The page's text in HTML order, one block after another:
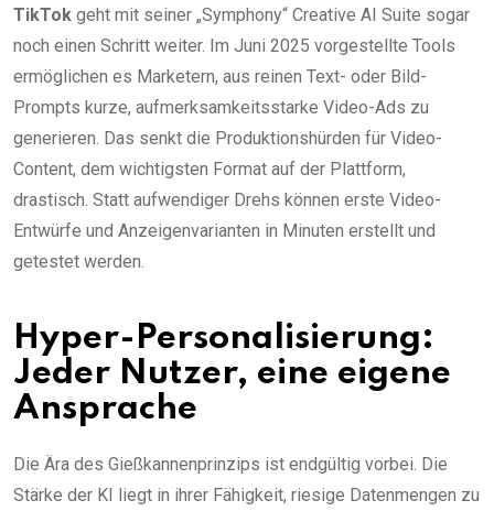
TikTok geht mit seiner „Symphony“ Creative AI Suite sogar
noch einen Schritt weiter. Im Juni 2025 vorgestellte Tools
ermöglichen es Marketern, aus reinen Text- oder Bild-
Prompts kurze, aufmerksamkeitsstarke Video-Ads zu
generieren. Das senkt die Produktionshürden für Video-
Content, dem wichtigsten Format auf der Plattform,
drastisch. Statt aufwendiger Drehs können erste Video-
Entwürfe und Anzeigenvarianten in Minuten erstellt und
getestet werden.
Hyper-Personalisierung:
Jeder Nutzer, eine eigene
Ansprache
Die Ära des Gießkannenprinzips ist endgültig vorbei. Die
Stärke der KI liegt in ihrer Fähigkeit, riesige Datenmengen zu